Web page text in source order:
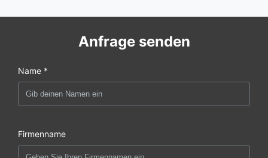
Anfrage senden
Name *
Firmenname